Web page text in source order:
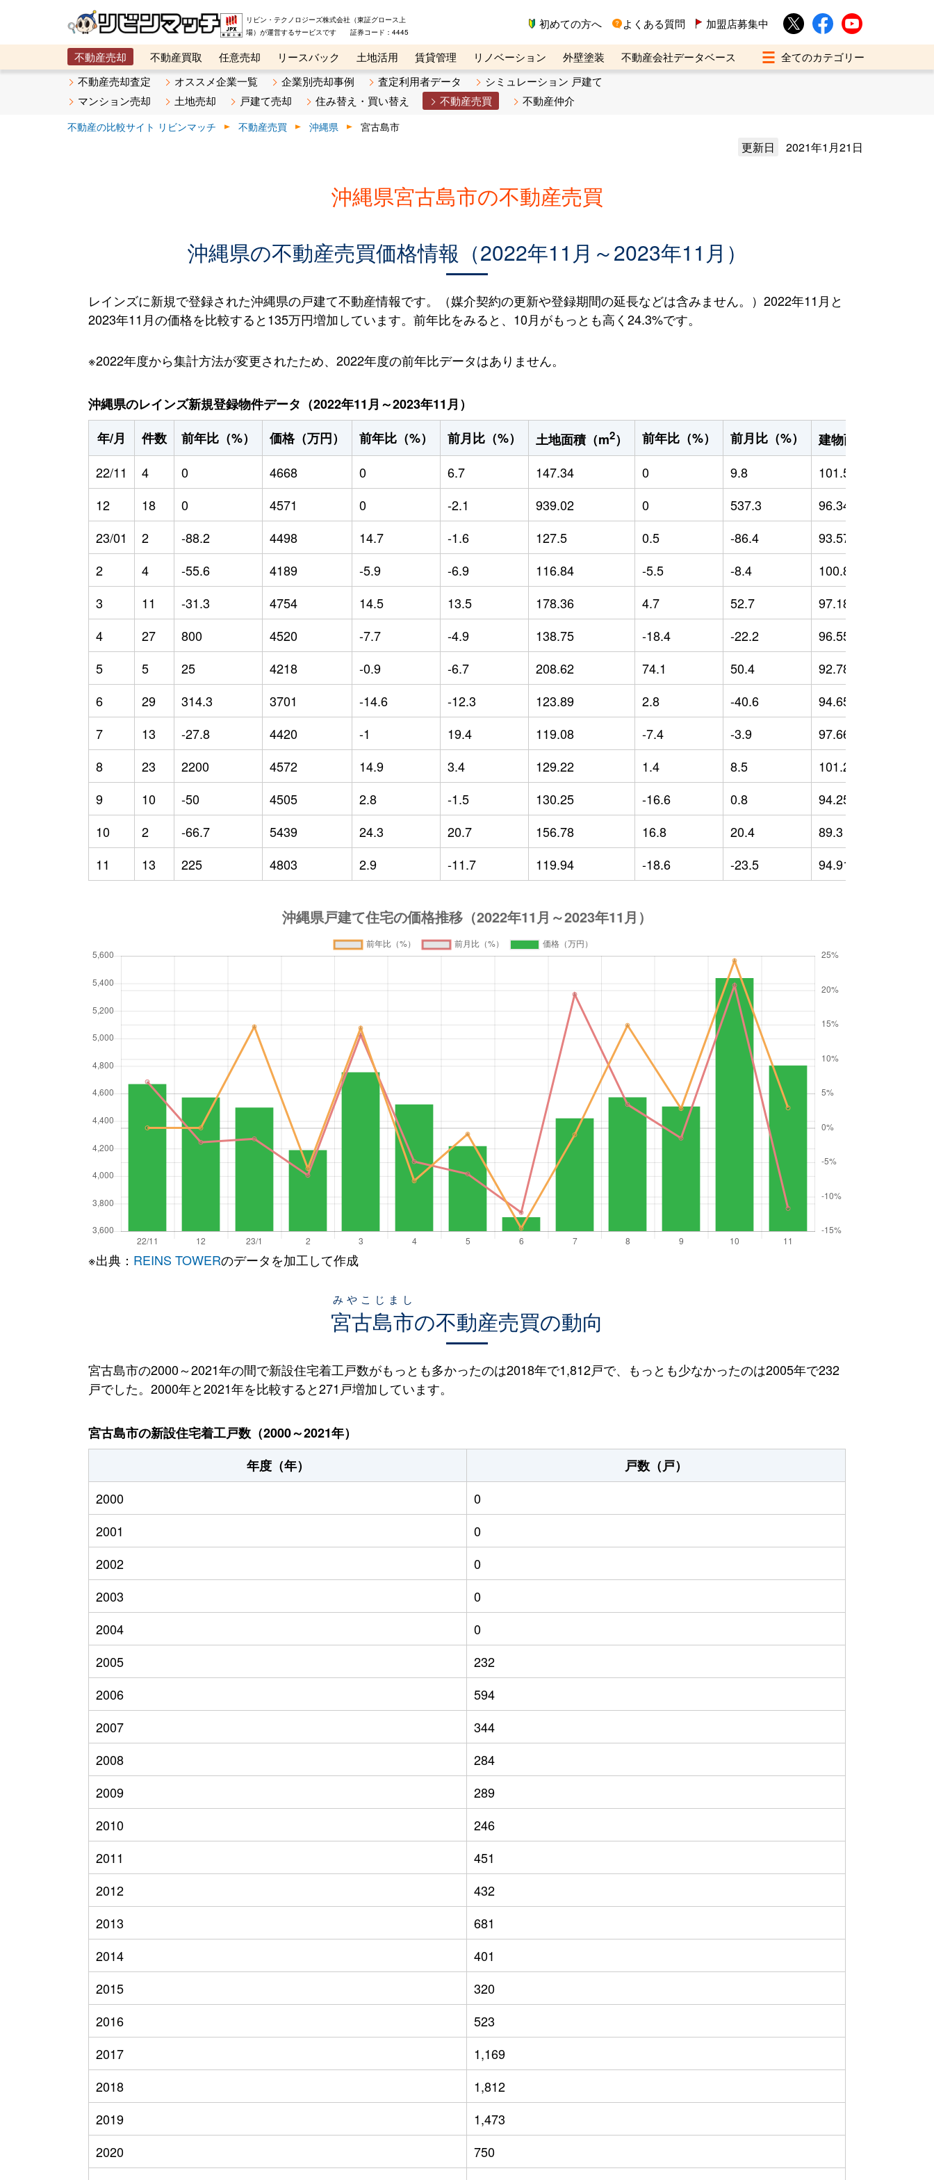
リビン・テクノロジーズ株式会社（東証グロース上
場）が運営するサービスです 証券コード：4445
初めての方へ よくある質問 加盟店募集中
不動産売却 不動産買取 任意売却 リースバック 土地活用 賃貸管理 リノベーション 外壁塗装
不動産会社データベース
メタ住宅展示場
ベスト不動産カンパニー オンライン講座 リビンマガジンBiz 不動産売却ご相談デスク
不動産売却査定 オススメ企業一覧 企業別売却事例 査定利用者データ
シミュレーション 戸建て
マンション売却
土地売却 戸建て売却 住み替え・買い替え 不動産売買 不動産仲介
不動産の比較サイト リビンマッチ 不動産売買 沖縄県 宮古島市
更新日 2021年1月21日
沖縄県宮古島市の不動産売買
沖縄県の不動産売買価格情報（2022年11月～2023年11月）
レインズに新規で登録された沖縄県の戸建て不動産情報です。（媒介契約の更新や登録期間の延長などは含みません。）2022年11月と
2023年11月の価格を比較すると135万円増加しています。前年比をみると、10月がもっとも高く24.3%です。
※2022年度から集計方法が変更されたため、2022年度の前年比データはありません。
沖縄県のレインズ新規登録物件データ（2022年11月～2023年11月）
年/月
件数 前年比（%） 価格（万円） 前年比（%） 前月比（%） 土地面積（m2） 前年比（%） 前月比（%） 建物面積（m
22/11
4 0 4668 0 6.7 147.34 0 9.8 101.51
12
18 0 4571 0 -2.1 939.02 0 537.3 96.34
23/01
2 -88.2 4498 14.7 -1.6 127.5 0.5 -86.4 93.57
2
4 -55.6 4189 -5.9 -6.9 116.84 -5.5 -8.4 100.88
3
11 -31.3 4754 14.5 13.5 178.36 4.7 52.7 97.18
4
27 800 4520 -7.7 -4.9 138.75 -18.4 -22.2 96.55
5
5 25 4218 -0.9 -6.7 208.62 74.1 50.4 92.78
6
29 314.3 3701 -14.6 -12.3 123.89 2.8 -40.6 94.65
7
13 -27.8 4420 -1 19.4 119.08 -7.4 -3.9 97.66
8
23 2200 4572 14.9 3.4 129.22 1.4 8.5 101.23
9
10 -50 4505 2.8 -1.5 130.25 -16.6 0.8 94.25
10
2 -66.7 5439 24.3 20.7 156.78 16.8 20.4 89.3
11
13 225 4803 2.9 -11.7 119.94 -18.6 -23.5 94.91
※出典： REINS TOWERのデータを加工して作成
宮古島市
みやこじまし
の不動産売買の動向
宮古島市の2000～2021年の間で新設住宅着工戸数がもっとも多かったのは2018年で1,812戸で、もっとも少なかったのは2005年で232
戸でした。2000年と2021年を比較すると271戸増加しています。
宮古島市の新設住宅着工戸数（2000～2021年）
年度（年）
戸数（戸）
2000
0
2001
0
2002
0
2003
0
2004
0
2005
232
2006
594
2007
344
2008
284
2009
289
2010
246
2011
451
2012
432
2013
681
2014
401
2015
320
2016
523
2017
1,169
2018
1,812
2019
1,473
2020
750